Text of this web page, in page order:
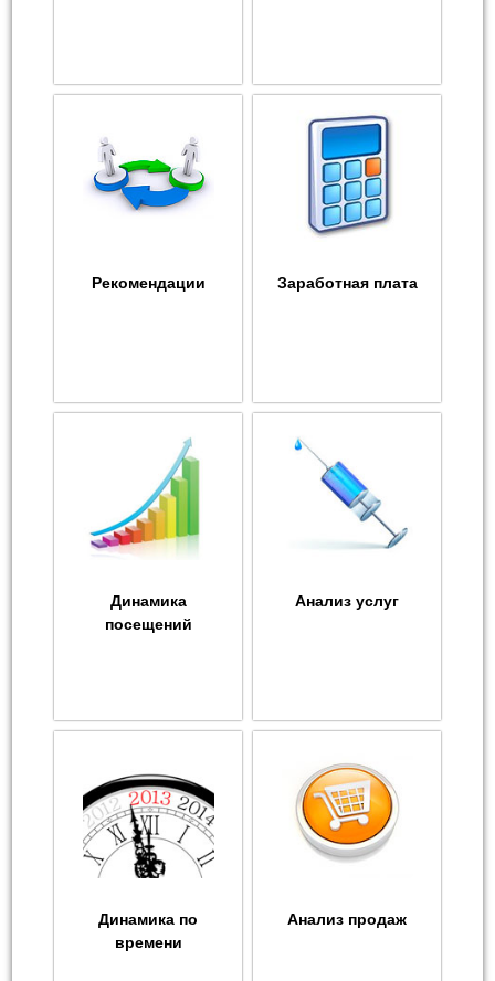
Рекомендации Заработная плата
Динамика
посещений
Анализ услуг
Динамика по
времени
Анализ продаж